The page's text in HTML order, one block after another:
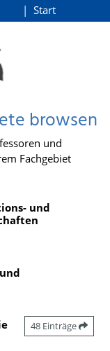
Start
browsen
und
Fachgebiet
und
48 Einträge